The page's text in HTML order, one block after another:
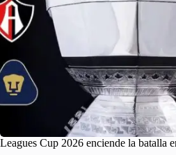
Leagues Cup 2026 enciende la batalla